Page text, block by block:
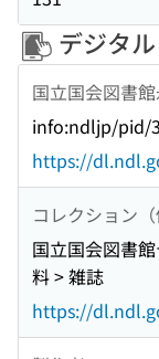
デジタル
国立国会図書
info:ndljp/pid/
https://
コレクション（
国立国会図書
料 > 雑誌
https://